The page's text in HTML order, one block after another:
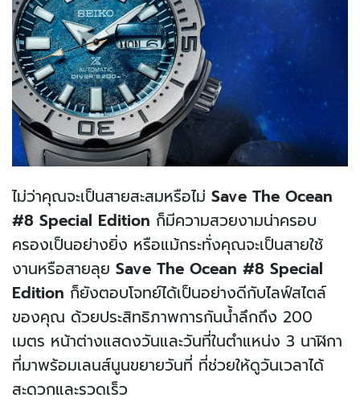
ไม่ว่าคุณจะเป็นสายสะสมหรือไม่ Save The Ocean
#8 Special Edition ก็มีความสวยงามน่าครอบ
ครองเป็นอย่างยิ่ง หรือแม้กระทั่งคุณจะเป็นสายใช้
งานหรือสายลุย Save The Ocean #8 Special
Edition ก็ยังตอบโจทย์ได้เป็นอย่างดีกับไลฟ์สไตล์
ของคุณ ด้วยประสิทธิภาพการกันน้ำลึกถึง 200
เมตร หน้าต่างแสดงวันและวันที่ในตำแหน่ง 3 นาฬิกา
ที่มาพร้อมเลนส์นูนขยายวันที่ ที่ช่วยให้ดูวันเวลาได้
สะดวกและรวดเร็ว